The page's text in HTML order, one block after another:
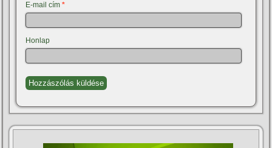
E-mail cím*
Honlap